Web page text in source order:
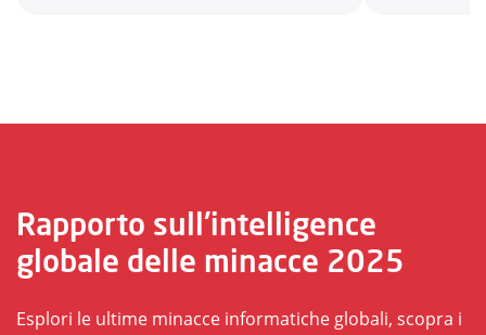
Rapporto sull'intelligence
globale delle minacce 2025
Esplori le ultime minacce informatiche globali, scopra i